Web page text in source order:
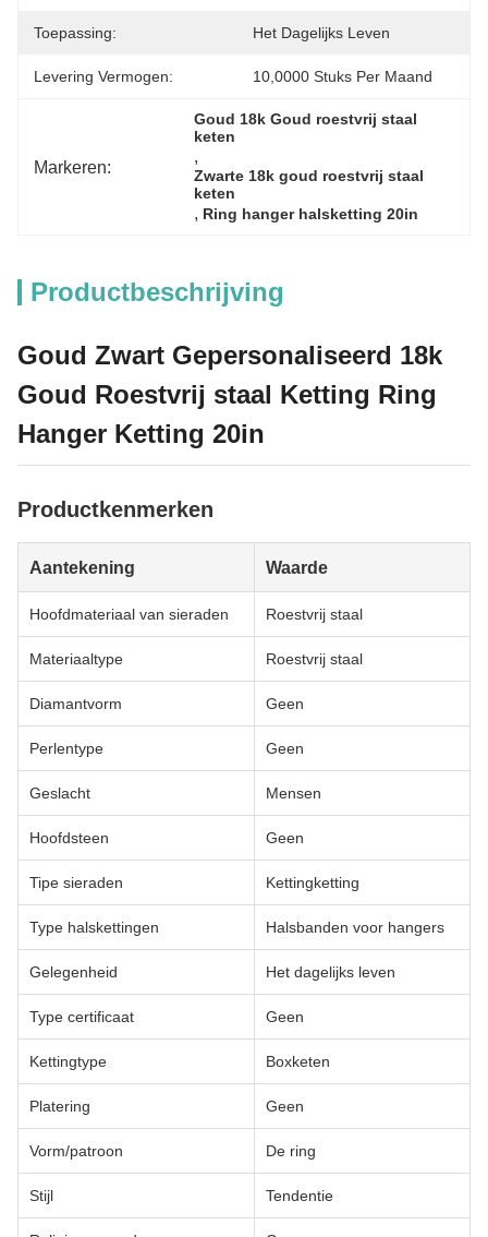
Toepassing: Het Dagelijks Leven
Levering Vermogen: 10,0000 Stuks Per Maand
Markeren:
Goud 18k Goud roestvrij staal
keten
,
Zwarte 18k goud roestvrij staal
keten
, Ring hanger halsketting 20in
Productbeschrijving
Goud Zwart Gepersonaliseerd 18k
Goud Roestvrij staal Ketting Ring
Hanger Ketting 20in
Productkenmerken
Aantekening Waarde
Hoofdmateriaal van sieraden Roestvrij staal
Materiaaltype Roestvrij staal
Diamantvorm Geen
Perlentype Geen
Geslacht Mensen
Hoofdsteen Geen
Tipe sieraden Kettingketting
Type halskettingen Halsbanden voor hangers
Gelegenheid Het dagelijks leven
Type certificaat Geen
Kettingtype Boxketen
Platering Geen
Vorm/patroon De ring
Stijl Tendentie